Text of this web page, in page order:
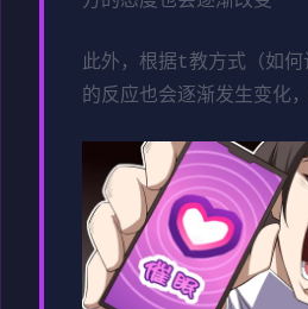
此外，根据t教方式（如何
的反应也会逐渐发生变化